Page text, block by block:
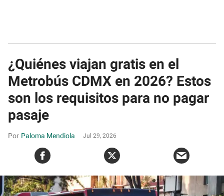
¿Quiénes viajan gratis en el
Metrobús CDMX en 2026? Estos
son los requisitos para no pagar
pasaje
Paloma Mendiola Jul 29, 2026